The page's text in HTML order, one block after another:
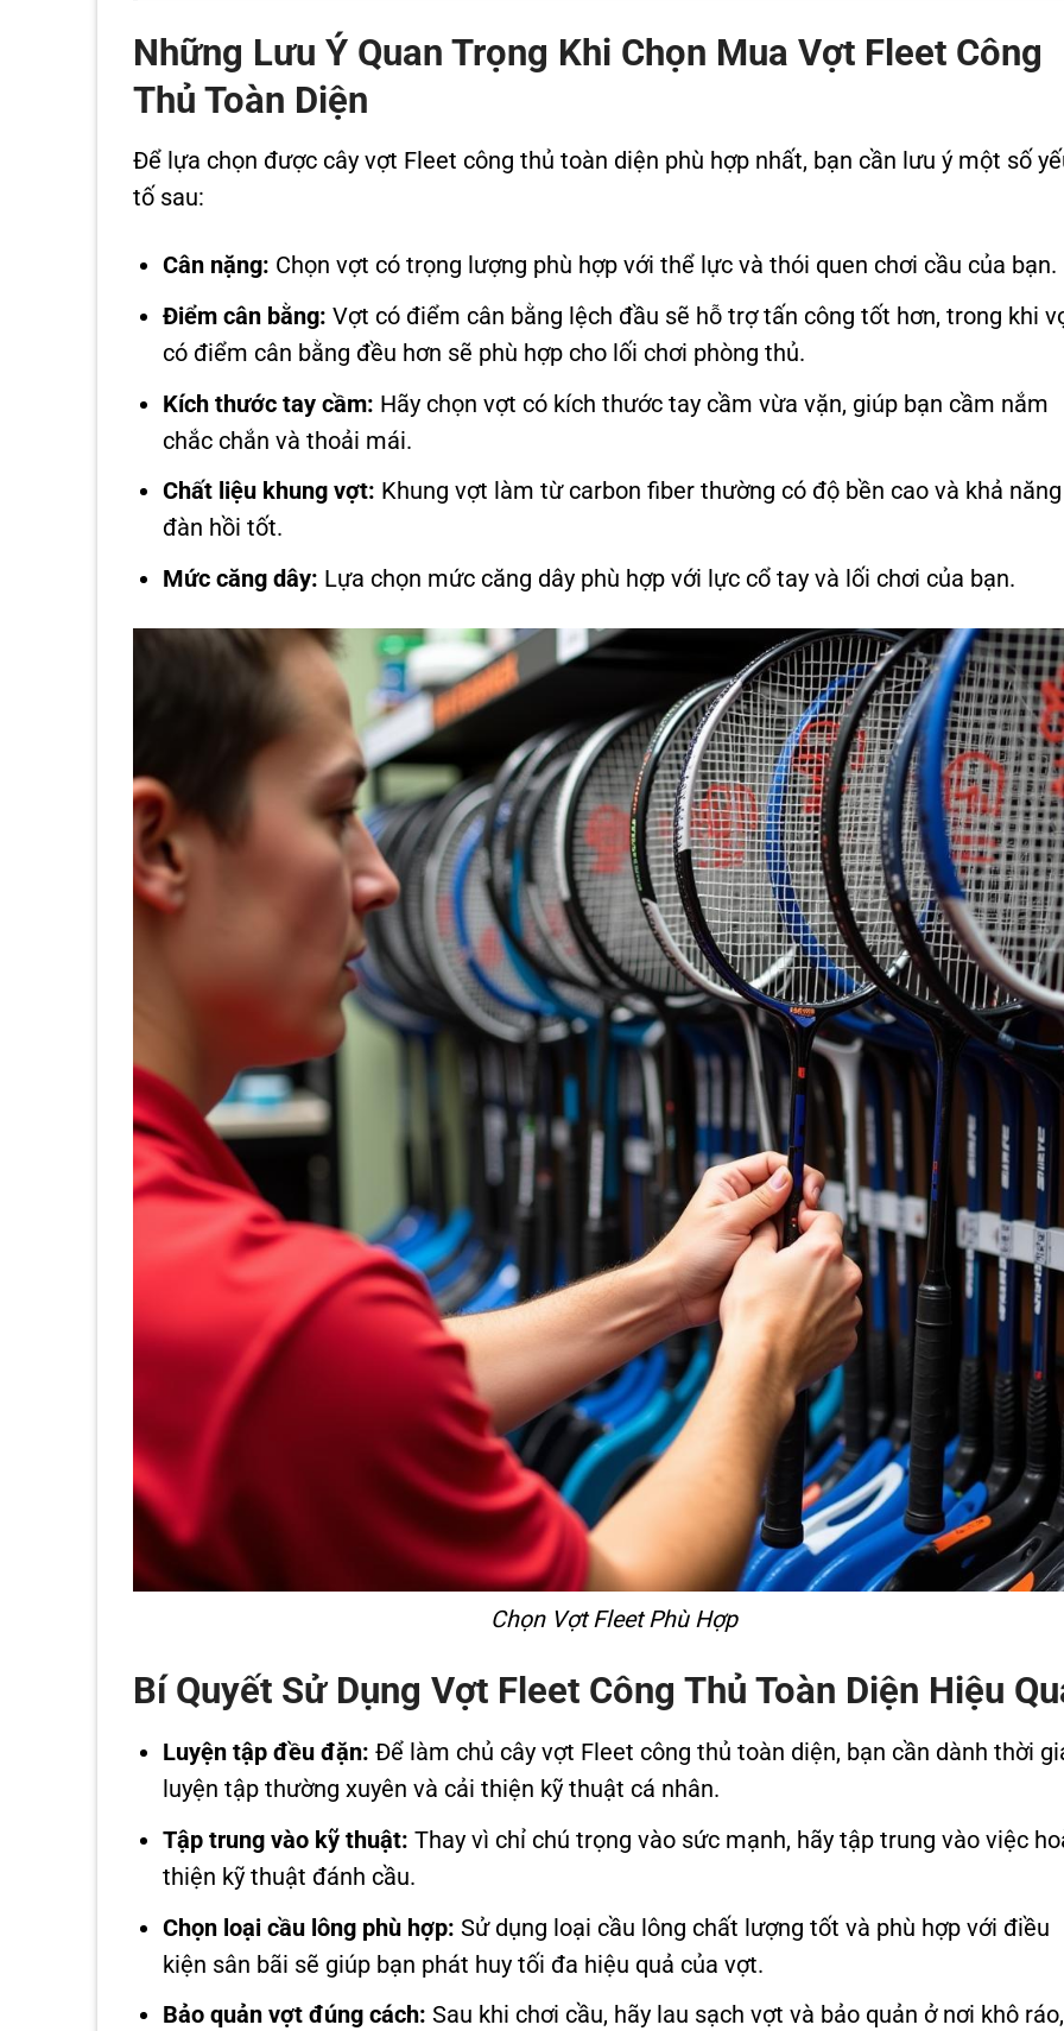
Những Lưu Ý Quan Trọng Khi Chọn Mua Vợt Fleet Công
Thủ Toàn Diện
Để lựa chọn được cây vợt Fleet công thủ toàn diện phù hợp nhất, bạn cần lưu ý một số
tố sau:
Cân nặng: Chọn vợt có trọng lượng phù hợp với thể lực và thói quen chơi cầu của bạn.
Điểm cân bằng: Vợt có điểm cân bằng lệch đầu sẽ hỗ trợ tấn công tốt hơn, trong khi
có điểm cân bằng đều hơn sẽ phù hợp cho lối chơi phòng thủ.
Kích thước tay cầm: Hãy chọn vợt có kích thước tay cầm vừa vặn, giúp bạn cầm nắm
chắc chắn và thoải mái.
Chất liệu khung vợt: Khung vợt làm từ carbon fiber thường có độ bền cao và khả năng
đàn hồi tốt.
Mức căng dây: Lựa chọn mức căng dây phù hợp với lực cổ tay và lối chơi của bạn.
Chọn Vợt Fleet Phù Hợp
Bí Quyết Sử Dụng Vợt Fleet Công Thủ Toàn Diện Hiệu
Luyện tập đều đặn: Để làm chủ cây vợt Fleet công thủ toàn diện, bạn cần dành thời
luyện tập thường xuyên và cải thiện kỹ thuật cá nhân.
Tập trung vào kỹ thuật: Thay vì chỉ chú trọng vào sức mạnh, hãy tập trung vào việc
thiện kỹ thuật đánh cầu.
Chọn loại cầu lông phù hợp: Sử dụng loại cầu lông chất lượng tốt và phù hợp với điều
kiện sân bãi sẽ giúp bạn phát huy tối đa hiệu quả của vợt.
Bảo quản vợt đúng cách: Sau khi chơi cầu, hãy lau sạch vợt và bảo quản ở nơi khô ráo,